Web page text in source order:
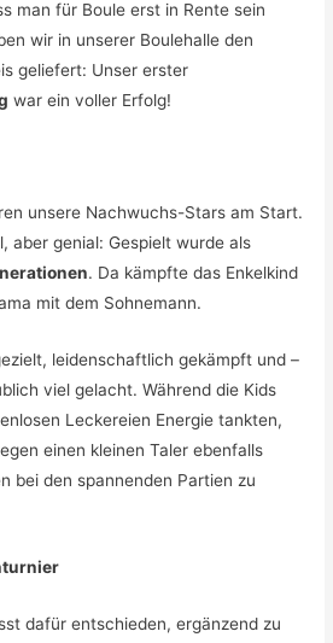
man für Boule erst in Rente sein
wir in unserer Boulehalle den
geliefert: Unser erster
war ein voller Erfolg!
unsere Nachwuchs-Stars am Start.
aber genial: Gespielt wurde als
. Da kämpfte das Enkelkind
mit dem Sohnemann.
leidenschaftlich gekämpft und –
viel gelacht. Während die Kids
Leckereien Energie tankten,
einen kleinen Taler ebenfalls
bei den spannenden Partien zu
dafür entschieden, ergänzend zu